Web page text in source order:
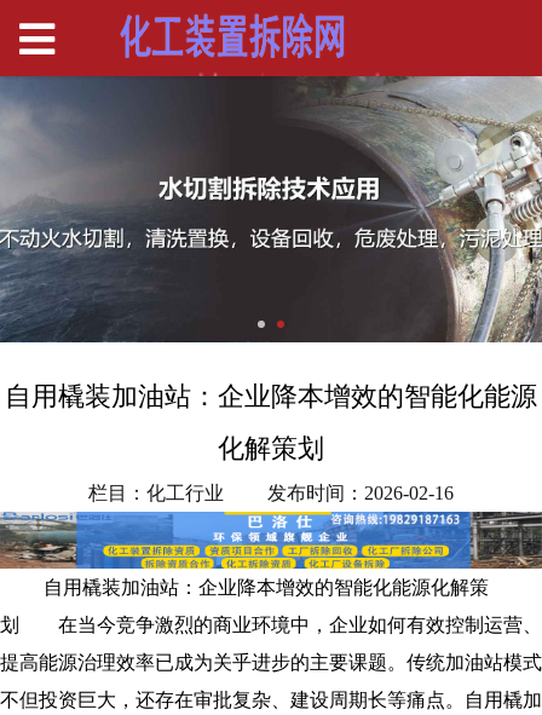
自用橇装加油站：企业降本增效的智能化能源
化解策划
栏目：化工行业 发布时间：2026-02-16
自用橇装加油站：企业降本增效的智能化能源化解策
划 在当今竞争激烈的商业环境中，企业如何有效控制运营、
提高能源治理效率已成为关乎进步的主要课题。传统加油站模式
不但投资巨大，还存在审批复杂、建设周期长等痛点。自用橇加